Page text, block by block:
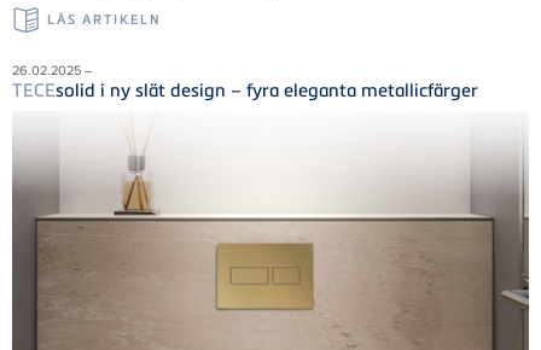
LÄS ARTIKELN
26.02.2025 –
TECEsolid i ny slät design – fyra eleganta metallicfärger